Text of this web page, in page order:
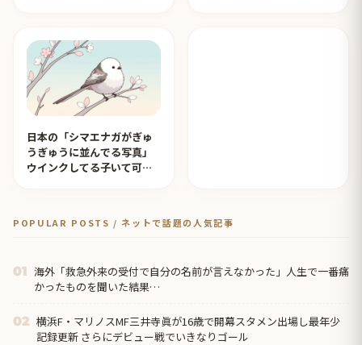
日本の「シマエナガがぎゅ
うぎゅうに並んでる写真」
ウインクしてる子いて可愛
POPULAR POSTS / ネットで話題の人気記事
01 海外「救急外来の受付で自分の名前が言えなかった」人生で一番痛
かったものを聞いた結果…
02 横浜F・マリノスMF三井寺眞が16歳で開幕スタメン出場し最年少
記録更新 さらにデビュー戦でいきなりゴール